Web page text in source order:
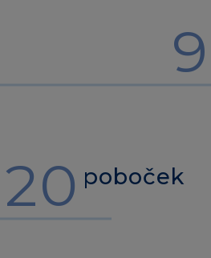
20 poboček